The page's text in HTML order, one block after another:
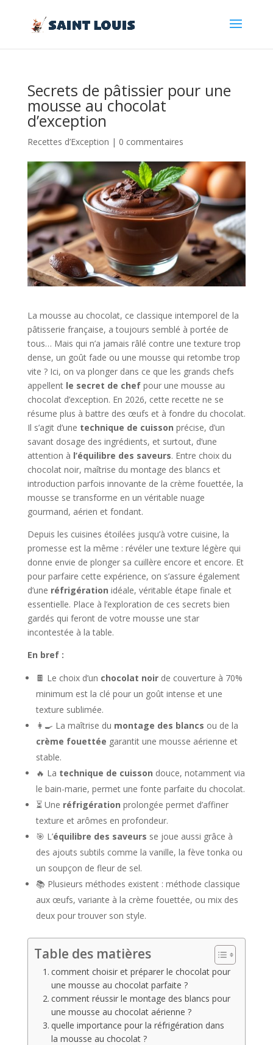
Secrets de pâtissier pour une
mousse au chocolat
d’exception
Recettes d’Exception | 0 commentaires
La mousse au chocolat, ce classique intemporel de la
pâtisserie française, a toujours semblé à portée de
tous… Mais qui n’a jamais râlé contre une texture trop
dense, un goût fade ou une mousse qui retombe trop
vite ? Ici, on va plonger dans ce que les grands chefs
appellent le secret de chefpour une mousse au
chocolat d’exception. En 2026, cette recette ne se
résume plus à battre des œufs et à fondre du chocolat.
Il s’agit d’une technique de cuisson précise, d’un
savant dosage des ingrédients, et surtout, d’une
attention à l’équilibre des saveurs. Entre choix du
chocolat noir, maîtrise du montage des blancs et
introduction parfois innovante de la crème fouettée, la
mousse se transforme en un véritable nuage
gourmand, aérien et fondant.
Depuis les cuisines étoilées jusqu’à votre cuisine, la
promesse est la même : révéler une texture légère qui
donne envie de plonger sa cuillère encore et encore. Et
pour parfaire cette expérience, on s’assure également
d’une réfrigération idéale, véritable étape finale et
essentielle. Place à l’exploration de ces secrets bien
gardés qui feront de votre mousse une star
incontestée à la table.
En bref :
🍫 Le choix d’un chocolat noirde couverture à 70%
minimum est la clé pour un goût intense et une
texture sublimée.
👩‍🍳 La maîtrise du montage des blancs ou de la
crème fouettée garantit une mousse aérienne et
stable.
🔥 La technique de cuisson douce, notamment via
le bain-marie, permet une fonte parfaite du chocolat.
⏳ Une réfrigération prolongée permet d’affiner
texture et arômes en profondeur.
🎯 L’équilibre des saveurs se joue aussi grâce à
des ajouts subtils comme la vanille, la fève tonka ou
un soupçon de fleur de sel.
📚 Plusieurs méthodes existent : méthode classique
aux œufs, variante à la crème fouettée, ou mix des
deux pour trouver son style.
Table des matières
comment choisir et préparer le chocolat pour
une mousse au chocolat parfaite ?
comment réussir le montage des blancs pour
une mousse au chocolat aérienne ?
quelle importance pour la réfrigération dans
la mousse au chocolat ?